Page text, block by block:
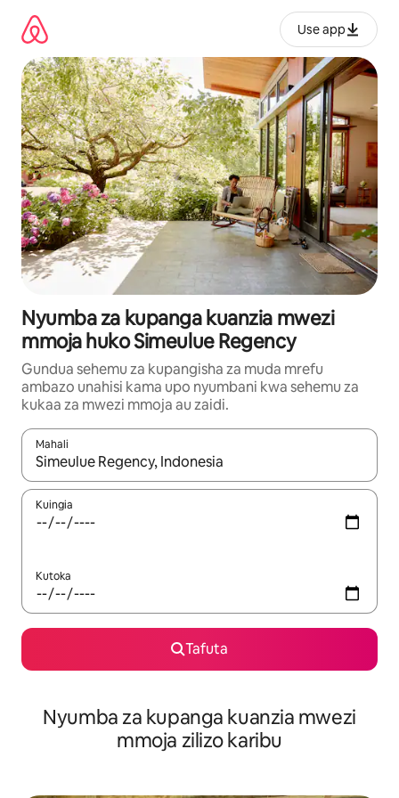
kwenda
kwenye
maudhui
Use app
Nyumba za kupanga kuanzia mwezi
mmoja huko Simeulue Regency
Gundua sehemu za kupangisha za muda mrefu
ambazo unahisi kama upo nyumbani kwa sehemu za
kukaa za mwezi mmoja au zaidi.
Mahali
Wakati matokeo yanapatikana, vinjari kwa kutumia vitufe vya
Kuingia
Kutoka
Tafuta
Nyumba za kupanga kuanzia mwezi
mmoja zilizo karibu